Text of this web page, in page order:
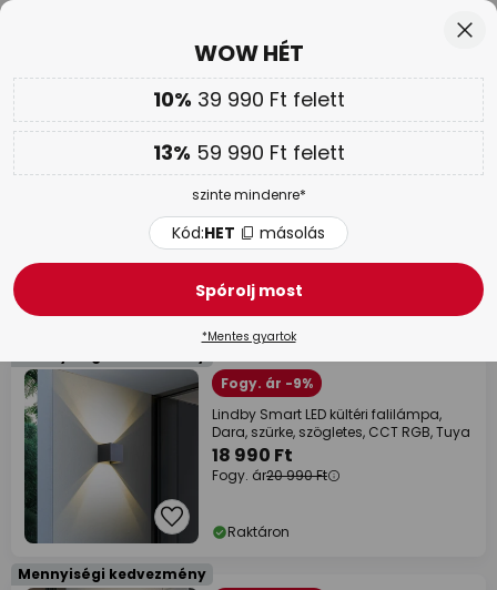
Csak
02N 12Ó 29P 25M
Továbbáakár 13 % kedvezmény!
Kód:HET másolás
WOW HÉT |Akár 70 %
Smart kültéri fali lámpák
84 tételek Szűrő
Fogy. ár -9%
Lindby Smart LED kültéri falilámpa,
Dara, szürke, szögletes, CCT RGB, Tuya
18 990 Ft
Fogy. ár20 990 Ft
Raktáron
Mennyiségi kedvezmény
WOW HÉT
10% 39 990 Ft felett
13% 59 990 Ft felett
szinte mindenre*
Kód:HET másolás
Spórolj most
*Mentes gyartok